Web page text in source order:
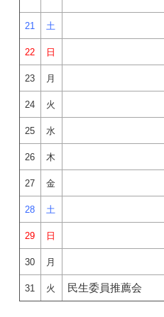
21 土
22 日
23 月
24 火
25 水
26 木
27 金
28 土
29 日
30 月
31 火 民生委員推薦会